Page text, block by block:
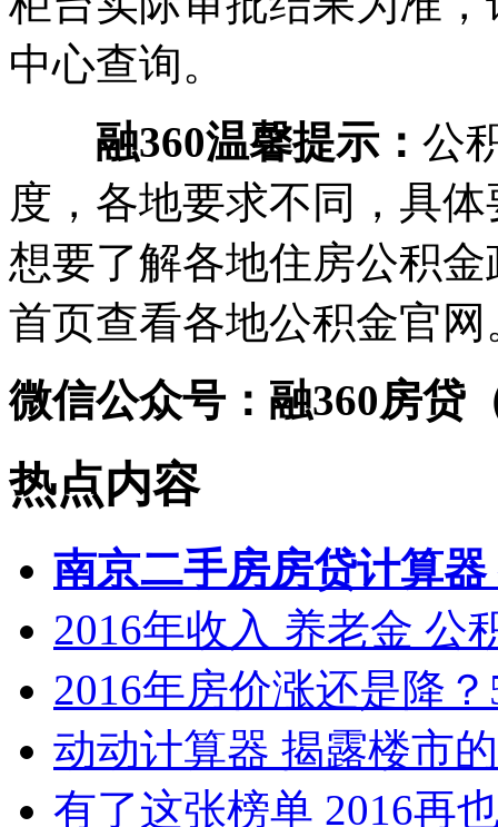
中心查询。
融360温馨提示： 公
度，各地要求不同，具
想要了解各地住房公积
首页查看各地公积金官网
微信公众号： 融360房贷
热点内容
南京二手房房贷计算
2016年收入 养老金 公
2016年房价涨还是降
动动计算器 揭露楼市
有了这张榜单 2016再